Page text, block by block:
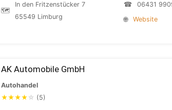
🗺
In den Fritzenstücker 7
65549 Limburg
☎
06431
🌐
Website
AK Automobile GmbH
Autohandel
★★★★ ☆ (5)